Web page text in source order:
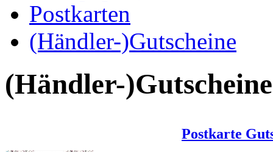
Postkarten
(Händler-)Gutscheine
(Händler-)Gutscheine
Postkarte